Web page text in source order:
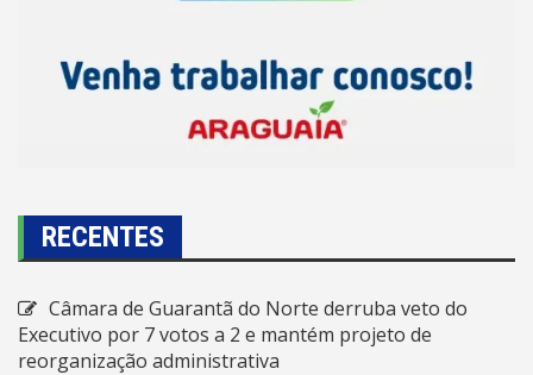
RECENTES
Câmara de Guarantã do Norte derruba veto do
Executivo por 7 votos a 2 e mantém projeto de
reorganização administrativa